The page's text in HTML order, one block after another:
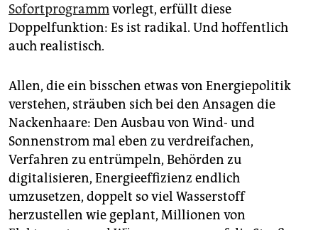
Sofortprogrammvorlegt, erfüllt diese
Doppelfunktion: Es ist radikal. Und hoffentlich
auch realistisch.
Allen, die ein bisschen etwas von Energiepolitik
verstehen, sträuben sich bei den Ansagen die
Nackenhaare: Den Ausbau von Wind- und
Sonnenstrom mal eben zu verdreifachen,
Verfahren zu entrümpeln, Behörden zu
digitalisieren, Energieeffizienz endlich
umzusetzen, doppelt so viel Wasserstoff
herzustellen wie geplant, Millionen von